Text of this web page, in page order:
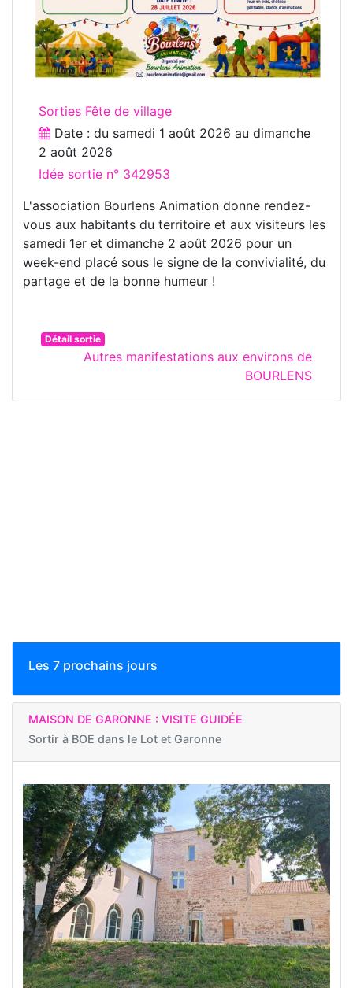
Sorties Fête de village
Date : du samedi 1 août 2026 au dimanche
2 août 2026
Idée sortie n° 342953
L'association Bourlens Animation donne rendez-
vous aux habitants du territoire et aux visiteurs les
samedi 1er et dimanche 2 août 2026 pour un
week-end placé sous le signe de la convivialité, du
partage et de la bonne humeur !
Détail sortie
Autres manifestations aux environs de
BOURLENS
Les 7 prochains jours
MAISON DE GARONNE : VISITE GUIDÉE
Sortir à BOE dans le Lot et Garonne